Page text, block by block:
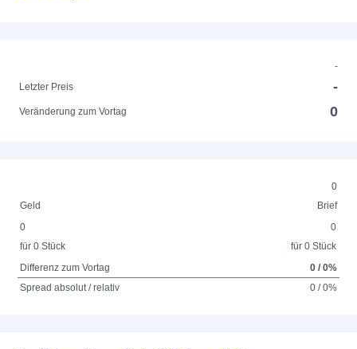
-
Letzter Preis
-
Veränderung zum Vortag 0
0
Geld
Brief
0
für 0 Stück
0
für 0 Stück
Differenz zum Vortag
0 / 0%
Spread absolut / relativ
0 / 0%